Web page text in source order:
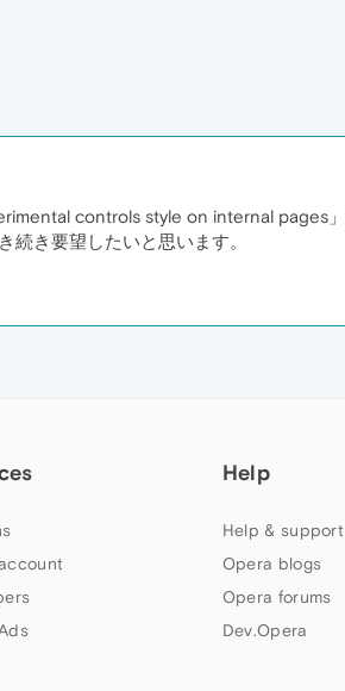
controls style on internal pages
続き要望したいと思います。
Help
Help & support
Opera blogs
Opera forums
Dev.Opera